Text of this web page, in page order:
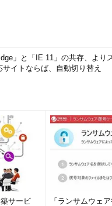
」と「IE 11」の共存、より
サイトならば、自動切り替え
サービ
「ランサムウェ